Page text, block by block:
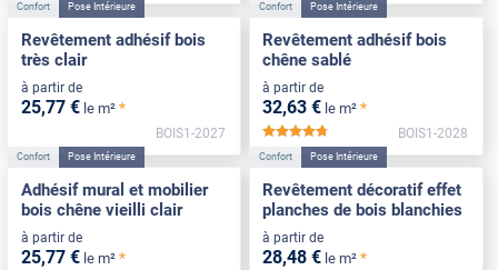
Confort Pose Intérieure
Revêtement adhésif bois
très clair
à partir de
25,77 € le m² *
BOIS1-2027
Confort Pose Intérieure
Revêtement adhésif bois
chêne sablé
à partir de
32,63 € le m² *
*****
BOIS1-2028
Confort Pose Intérieure
Adhésif mural et mobilier
bois chêne vieilli clair
à partir de
25,77 € le m² *
Confort Pose Intérieure
Revêtement décoratif effet
planches de bois blanchies
à partir de
28,48 € le m² *